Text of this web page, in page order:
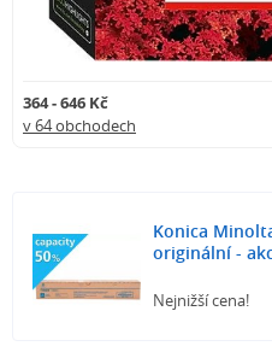
364 - 646 Kč
v 64 obchodech
Konica
originální -
Nejnižší cena!